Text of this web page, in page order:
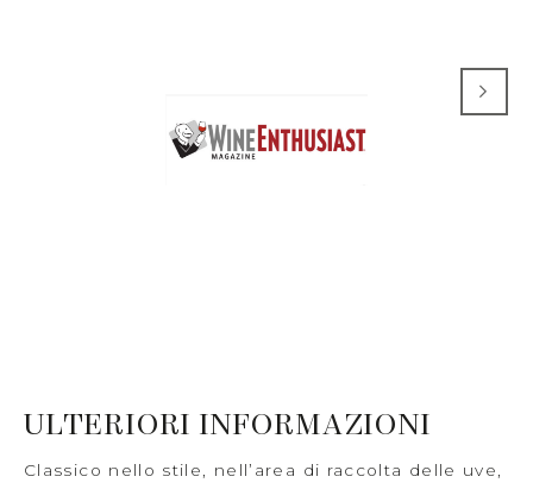
ULTERIORI INFORMAZIONI
Classico nello stile, nell’area di raccolta delle uve,